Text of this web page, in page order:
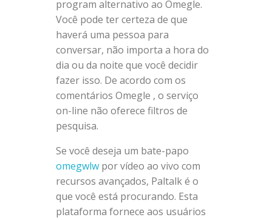
program alternativo ao Omegle.
Você pode ter certeza de que
haverá uma pessoa para
conversar, não importa a hora do
dia ou da noite que você decidir
fazer isso. De acordo com os
comentários Omegle , o serviço
on-line não oferece filtros de
pesquisa.
Se você deseja um bate-papo
omegwlwpor vídeo ao vivo com
recursos avançados, Paltalk é o
que você está procurando. Esta
plataforma fornece aos usuários